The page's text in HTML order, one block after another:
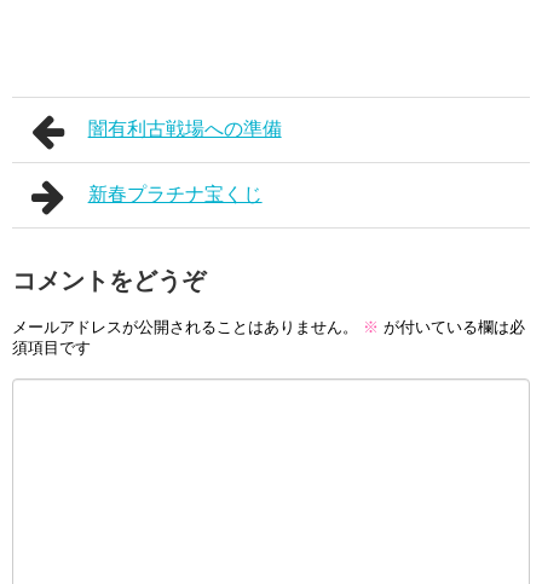
闇有利古戦場への準備
新春プラチナ宝くじ
コメントをどうぞ
メールアドレスが公開されることはありません。 ※ が付いている欄は必
須項目です